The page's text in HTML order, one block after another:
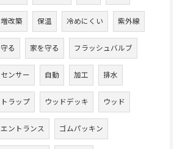
増改築 保温 冷めにくい 紫外線
守る 家を守る フラッシュバルブ
センサー 自動 加工 排水
トラップ ウッドデッキ ウッド
エントランス ゴムパッキン